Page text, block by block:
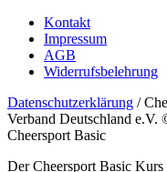
Kontakt
Impressum
AGB
Widerrufsbelehrung
Datenschutzerklärung /
Verband Deutschland e.V.
Cheersport Basic
Der Cheersport Basic